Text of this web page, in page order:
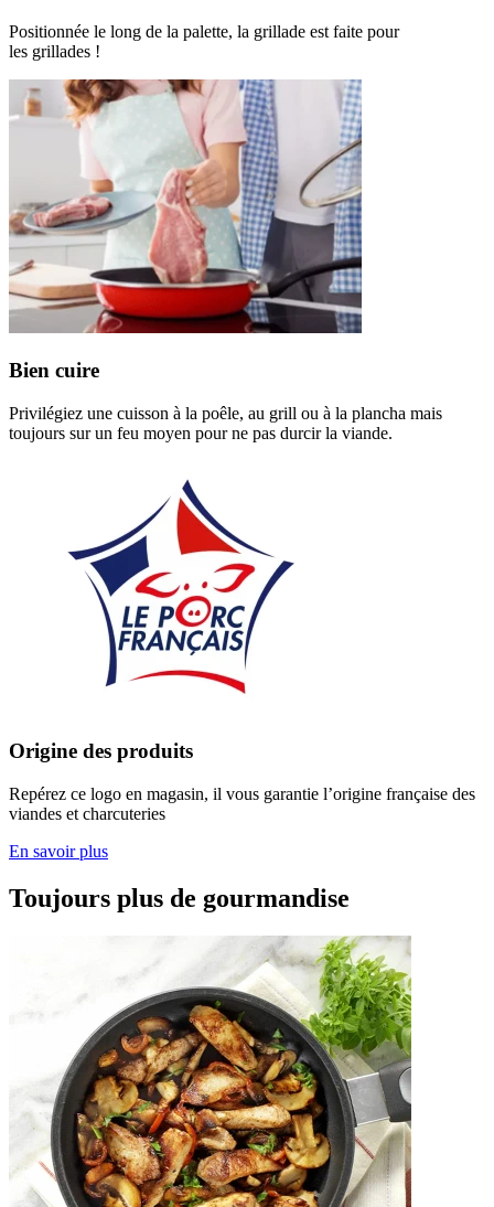
Positionnée le long de la palette, la grillade est faite pour
les grillades !
Bien cuire
Privilégiez une cuisson à la poêle, au grill ou à la plancha mais
toujours sur un feu moyen pour ne pas durcir la viande.
Origine des produits
Repérez ce logo en magasin, il vous garantie l’origine française des
viandes et charcuteries
En savoir plus
Toujours plus de gourmandise